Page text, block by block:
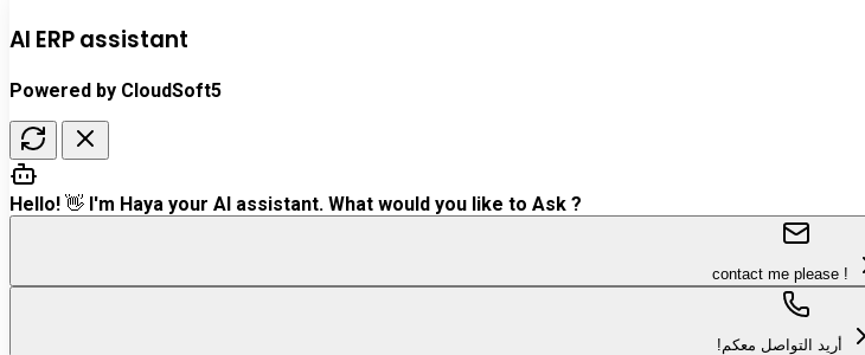
AI ERP assistant
Powered by CloudSoft5
Hello! 👋 I'm Haya your AI assistant. What would you like to Ask ?
contact me please !
!أريد التواصل معكم